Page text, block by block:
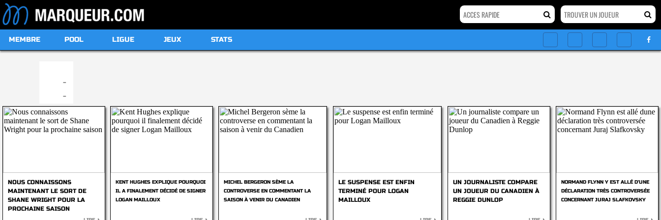
MEMBRE POOL LIGUE JEUX STATS
-
-
NOUS CONNAISSONS
MAINTENANT LE SORT DE
SHANE WRIGHT POUR LA
PROCHAINE SAISON
KENT HUGHES EXPLIQUE POURQUOI
IL A FINALEMENT DÉCIDÉ DE SIGNER
LOGAN MAILLOUX
MICHEL BERGERON SÈME LA
CONTROVERSE EN COMMENTANT LA
SAISON À VENIR DU CANADIEN
LE SUSPENSE EST ENFIN
TERMINÉ POUR LOGAN
MAILLOUX
UN JOURNALISTE COMPARE
UN JOUEUR DU CANADIEN À
REGGIE DUNLOP
NORMAND FLYNN Y EST ALLÉ D'UNE
DÉCLARATION TRÈS CONTROVERSÉE
CONCERNANT JURAJ SLAFKOVSKY